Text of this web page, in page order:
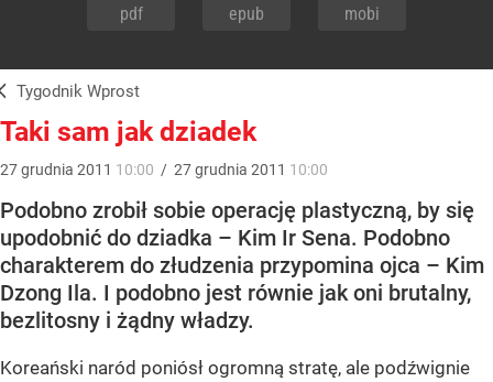
pdf epub mobi
Tygodnik Wprost
Taki sam jak dziadek
27grudnia 2011 10:00 / 27grudnia 2011 10:00
Podobno zrobił sobie operację plastyczną, by się
upodobnić do dziadka – Kim Ir Sena. Podobno
charakterem do złudzenia przypomina ojca – Kim
Dzong Ila. I podobno jest równie jak oni brutalny,
bezlitosny i żądny władzy.
Koreański naród poniósł ogromną stratę, ale podźwignie